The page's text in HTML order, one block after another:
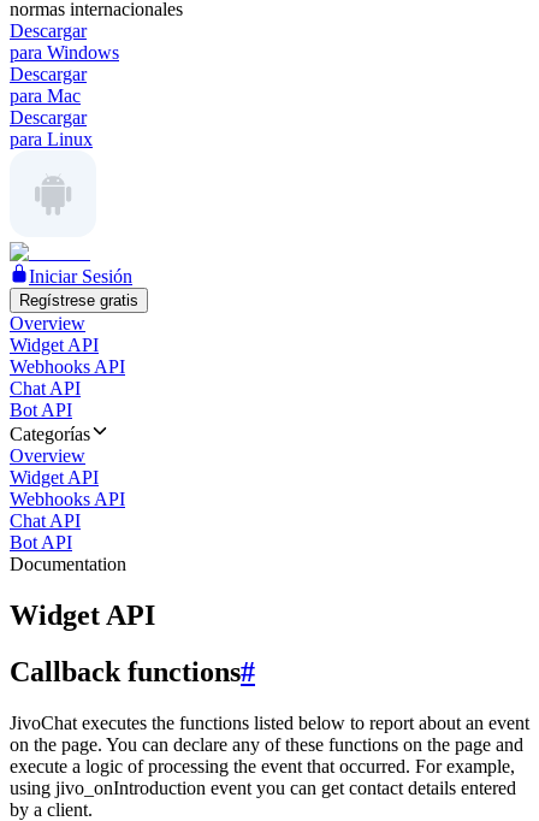
normas internacionales
Descargar
para Windows
Descargar
para Mac
Descargar
para Linux
Iniciar Sesión
Regístrese gratis
Overview
Widget API
Webhooks API
Chat API
Bot API
Categorías
Overview
Widget API
Webhooks API
Chat API
Bot API
Documentation
Widget API
Callback functions#
JivoChat executes the functions listed below to report about an event
on the page. You can declare any of these functions on the page and
execute a logic of processing the event that occurred. For example,
using jivo_onIntroduction event you can get contact details entered
by a client.